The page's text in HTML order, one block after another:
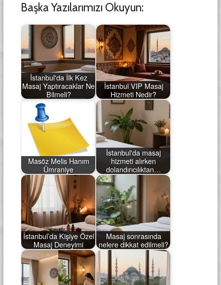
Başka Yazılarımızı Okuyun:
İstanbul'da İlk Kez
Masaj Yaptıracaklar Ne
Bilmeli?
İstanbul VIP Masaj
Hizmeti Nedir?
Masöz Melis Hanım
Ümraniye
İstanbul'da masaj
hizmeti alırken
dolandırıcılıktan…
İstanbul’da Kişiye Özel
Masaj Deneyimi
Masaj sonrasında
nelere dikkat edilmeli?